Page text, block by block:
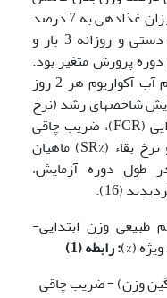
می­یابد، در طول 60 روز آخر آزمایش میزان غذادهی به 7 درصد
کاهش یافت. تغذیه ماهیان بصورت دستی و روزانه 3 بار و
کل دوره پرورش متغیر بود.
جهت حفظ کیفیت آب، 40 درصد حجم آب آکواریوم هر 2 روز
شاخص­های رشد (نرخ
رشد ویژه (SGR)، ضریب تبدیل غذایی (FCR)، ضریب چاقی
(CF)، درصد افزایش وزن (%WG) و نرخ بقاء (%SR) ماهیان
طول دوره آزمایش،
(16).
طبیعی وزن ابتدایی-
(%)
:رابطه (1)
وزن) = ضریب چاقی